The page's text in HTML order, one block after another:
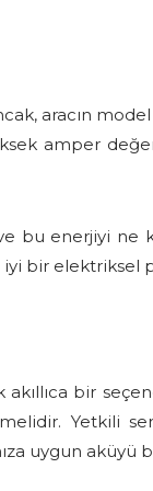
aracın
amper
bu enerjiyi
bir elektriksel
bir
Yetkili
uygun aküyü